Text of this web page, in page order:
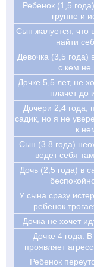
Ребенок (1,5
группе и
Сын жалуется, что
найти
Девочка (3,5 года)
с кем не
Дочке 5,5 лет, не
плачет до
Дочери 2,4 года,
садик, но я не
к
Cын (3.8 года)
ведет себя
Дочь (2,5 года) в
У сына сразу
ребенок
Дочка не хочет
Дочке 4 года.
проявляет
Ребенок